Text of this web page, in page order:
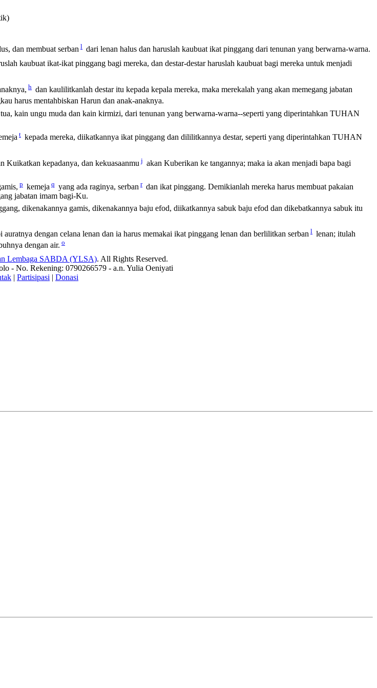
dan membuat serban l dari lenan halus dan haruslah kaubuat ikat pinggang dari tenunan yang berwarna-warna.
kaubuat ikat-ikat pinggang bagi mereka, dan destar-destar haruslah kaubuat bagi mereka untuk menjadi
h dan kaulilitkanlah destar itu kepada kepala mereka, maka merekalah yang akan memegang jabatan
harus mentahbiskan Harun dan anak-anaknya.
kain ungu muda dan kain kirmizi, dari tenunan yang berwarna-warna--seperti yang diperintahkan TUHAN
t kepada mereka, diikatkannya ikat pinggang dan dililitkannya destar, seperti yang diperintahkan TUHAN
Kuikatkan kepadanya, dan kekuasaanmu j akan Kuberikan ke tangannya; maka ia akan menjadi bapa bagi
p kemeja q yang ada raginya, serban r dan ikat pinggang. Demikianlah mereka harus membuat pakaian
jabatan imam bagi-Ku.
dikenakannya gamis, dikenakannya baju efod, diikatkannya sabuk baju efod dan dikebatkannya sabuk itu
dengan celana lenan dan ia harus memakai ikat pinggang lenan dan berlilitkan serban l lenan; itulah
dengan air. o
Lembaga SABDA (YLSA). All Rights Reserved.
- No. Rekening: 0790266579 - a.n. Yulia Oeniyati
| Partisipasi | Donasi